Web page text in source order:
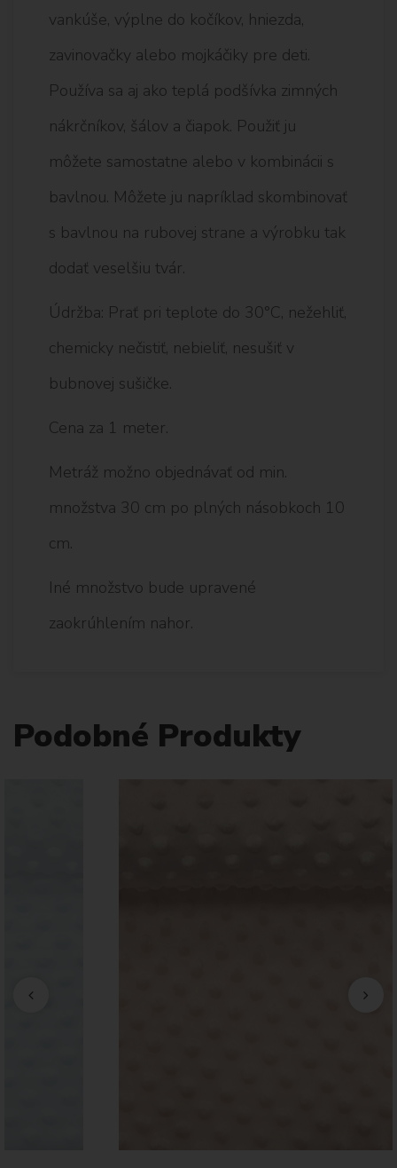
vankúše, výplne do kočíkov, hniezda,
zavinovačky alebo mojkáčiky pre deti.
Používa sa aj ako teplá podšívka zimných
nákrčníkov, šálov a čiapok. Použiť ju
môžete samostatne alebo v kombinácii s
bavlnou. Môžete ju napríklad skombinovať
s bavlnou na rubovej strane a výrobku tak
dodať veselšiu tvár.
Údržba: Prať pri teplote do 30°C, nežehliť,
chemicky nečistiť, nebieliť, nesušiť v
bubnovej sušičke.
Cena za 1 meter.
Metráž možno objednávať od min.
množstva 30 cm po plných násobkoch 10
cm.
Iné množstvo bude upravené
zaokrúhlením nahor.
Podobné Produkty